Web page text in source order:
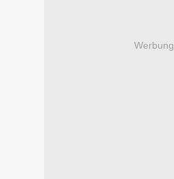
Werbung